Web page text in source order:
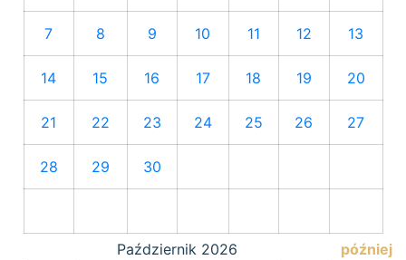
7 8 9 10 11 12 13
14 15 16 17 18 19 20
21 22 23 24 25 26 27
28 29 30
później
Październik 2026